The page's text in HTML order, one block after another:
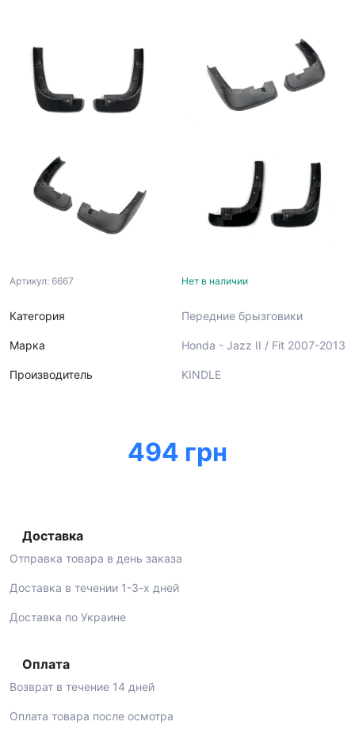
Артикул: 6667
Категория
Марка
Производитель
Нет в наличии
Передние брызговики
Honda - Jazz II / Fit 2007-2013
KINDLE
494 грн
Доставка
Отправка товара в день заказа
Доставка в течении 1-3-х дней
Доставка по Украине
Оплата
Возврат в течение 14 дней
Оплата товара после осмотра